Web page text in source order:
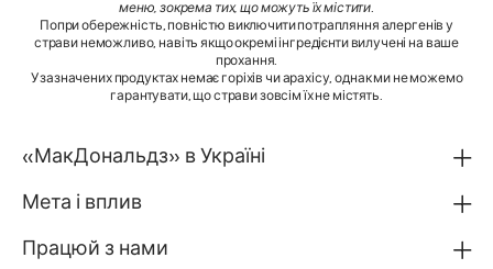
меню, зокрема тих, що можуть їх містити.
Попри обережність, повністю виключити потрапляння алергенів у
страви неможливо, навіть якщо окремі інгредієнти вилучені на ваше
прохання.
У зазначених продуктах немає горіхів чи арахісу, однак ми не можемо
гарантувати, що страви зовсім їх не містять.
«МакДональдз» в Україні
Мета і вплив
Працюй з нами